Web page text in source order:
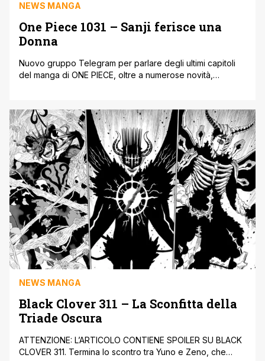
NEWS MANGA
One Piece 1031 – Sanji ferisce una
Donna
Nuovo gruppo Telegram per parlare degli ultimi capitoli
del manga di ONE PIECE, oltre a numerose novità,
SU ONE PIECE 1031. Il capitolo 1031 di One Piece inizia
mostrandoci lo scontro tra Law e Kidd contro Big Mom.
Big [']
NEWS MANGA
Black Clover 311 – La Sconfitta della
Triade Oscura
ATTENZIONE: L’ARTICOLO CONTIENE SPOILER SU BLACK
CLOVER 311. Termina lo scontro tra Yuno e Zeno, che